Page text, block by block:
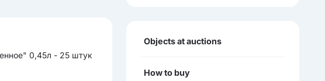
0,45л - 25 штук
Objects at auctions
How to buy